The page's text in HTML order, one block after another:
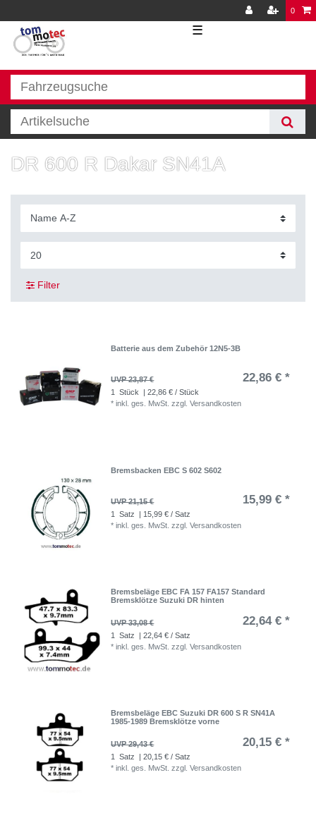
0
☰
DR 600 R Dakar SN41A
Filter
Batterie aus dem Zubehör 12N5-3B
UVP 23,87 € 22,86 € *
1 Stück
| 22,86 € / Stück
*inkl. ges. MwSt. zzgl.Versandkosten
Bremsbacken EBC S 602 S602
UVP 21,15 € 15,99 € *
1 Satz
| 15,99 € / Satz
*inkl. ges. MwSt. zzgl.Versandkosten
Bremsbeläge EBC FA 157 FA157 Standard
Bremsklötze Suzuki DR hinten
UVP 33,08 € 22,64 € *
1 Satz
| 22,64 € / Satz
*inkl. ges. MwSt. zzgl.Versandkosten
Bremsbeläge EBC Suzuki DR 600 S R SN41A
1985-1989 Bremsklötze vorne
UVP 29,43 € 20,15 € *
1 Satz
| 20,15 € / Satz
*inkl. ges. MwSt. zzgl.Versandkosten